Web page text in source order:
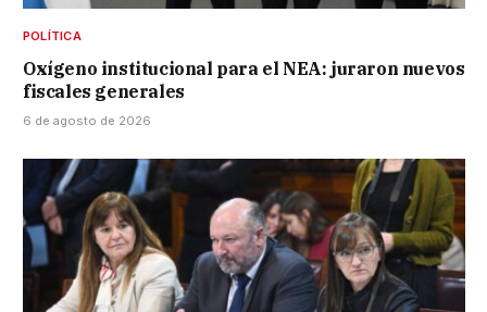
POLÍTICA
Oxígeno institucional para el NEA: juraron nuevos
fiscales generales
6 de agosto de 2026